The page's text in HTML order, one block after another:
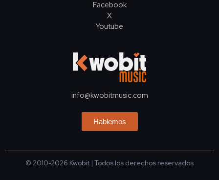
Facebook
X
Youtube
info@kwobitmusic.com
Hablemos
© 2010-2026 Kwobit | Todos los derechos reservados